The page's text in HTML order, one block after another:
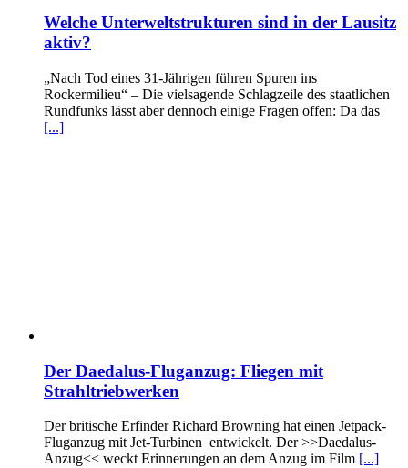
Welche Unterweltstrukturen sind in der Lausitz
aktiv?
„Nach Tod eines 31-Jährigen führen Spuren ins
Rockermilieu“ – Die vielsagende Schlagzeile des staatlichen
Rundfunks lässt aber dennoch einige Fragen offen: Da das
[...]
Der Daedalus-Fluganzug: Fliegen mit
Strahltriebwerken
Der britische Erfinder Richard Browning hat einen Jetpack-
Fluganzug mit Jet-Turbinen entwickelt. Der >>Daedalus-
Anzug<< weckt Erinnerungen an dem Anzug im Film [...]